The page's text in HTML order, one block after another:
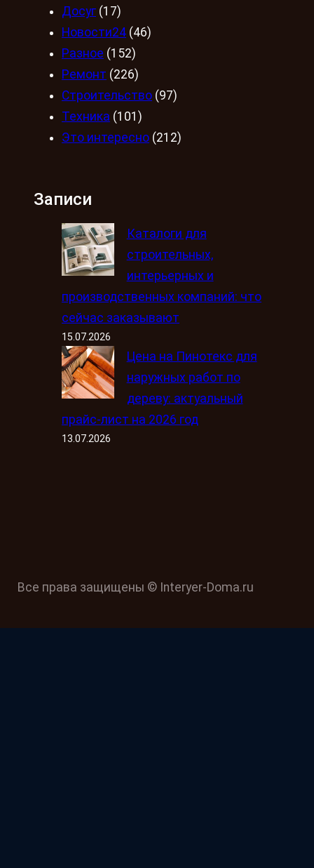
Досуг (17)
Новости24 (46)
Разное (152)
Ремонт (226)
Строительство (97)
Техника (101)
Это интересно (212)
Записи
Каталоги для
строительных,
интерьерных и
производственных компаний: что
сейчас заказывают
15.07.2026
Цена на Пинотекс для
наружных работ по
дереву: актуальный
прайс-лист на 2026 год
13.07.2026
Все права защищены © Interyer-Doma.ru